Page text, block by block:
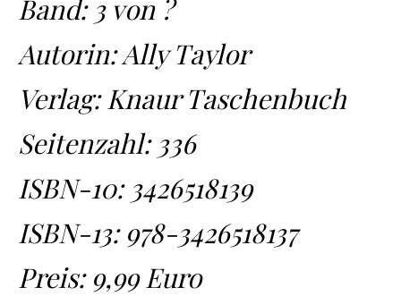
Band: 3 von ?
Autorin: Ally Taylor
Verlag: Knaur Taschenbuch
Seitenzahl: 336
ISBN-10: 3426518139
ISBN-13: 978-3426518137
Preis: 9,99 Euro